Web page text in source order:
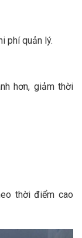
phí quản lý.
hơn, giảm thời
thời điểm cao